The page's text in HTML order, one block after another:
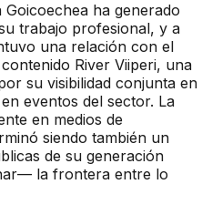
Goicoechea ha generado
trabajo profesional, y a
una relación con el
River Viiperi, una
su visibilidad conjunta en
eventos del sector. La
en medios de
siendo también un
de su generación
la frontera entre lo